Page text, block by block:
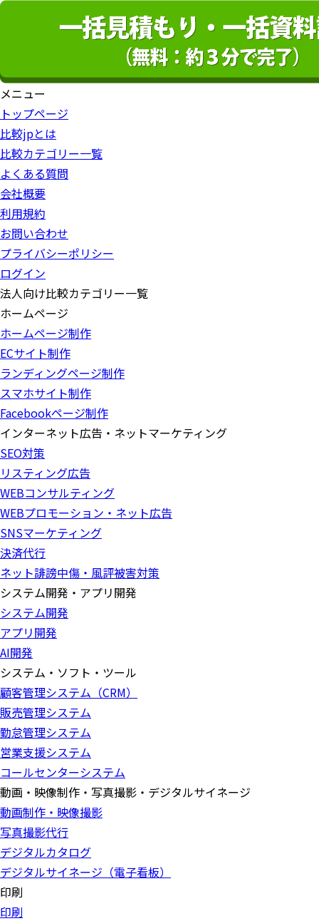
メニュー
トップページ
比較jpとは
比較カテゴリー一覧
よくある質問
会社概要
利用規約
お問い合わせ
プライバシーポリシー
ログイン
法人向け比較カテゴリー一覧
ホームページ
ホームページ制作
ECサイト制作
ランディングページ制作
スマホサイト制作
Facebookページ制作
インターネット広告・ネットマーケティング
SEO対策
リスティング広告
WEBコンサルティング
WEBプロモーション・ネット広告
SNSマーケティング
決済代行
ネット誹謗中傷・風評被害対策
システム開発・アプリ開発
システム開発
アプリ開発
AI開発
システム・ソフト・ツール
顧客管理システム（CRM）
販売管理システム
勤怠管理システム
営業支援システム
コールセンターシステム
動画・映像制作・写真撮影・デジタルサイネージ
動画制作・映像撮影
写真撮影代行
デジタルカタログ
デジタルサイネージ（電子看板）
印刷
印刷